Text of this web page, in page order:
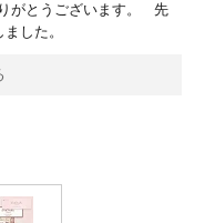
がとうございます。 先
した。